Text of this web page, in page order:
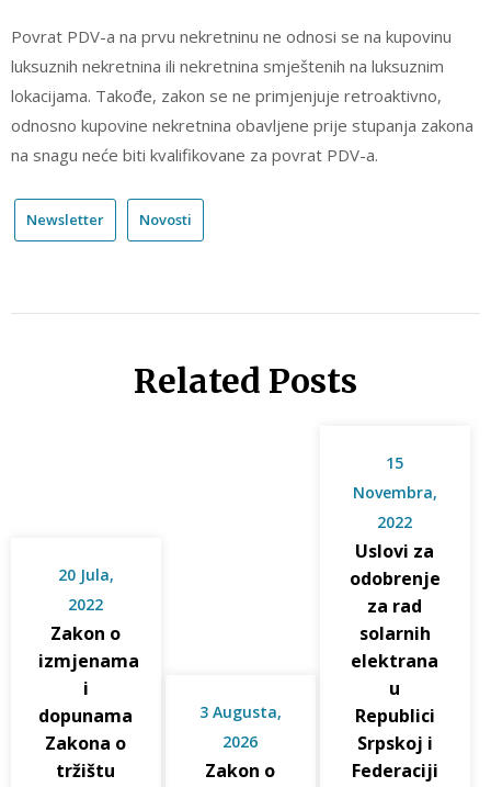
Povrat PDV-a na prvu nekretninu ne odnosi se na kupovinu
luksuznih nekretnina ili nekretnina smještenih na luksuznim
lokacijama. Takođe, zakon se ne primjenjuje retroaktivno,
odnosno kupovine nekretnina obavljene prije stupanja zakona
na snagu neće biti kvalifikovane za povrat PDV-a. ​
Newsletter Novosti
Related Posts
20 Jula,
2022
Zakon o
izmjenama
i
dopunama
Zakona o
tržištu
3 Augusta,
2026
Zakon o
15
Novembra,
2022
Uslovi za
odobrenje
za rad
solarnih
elektrana
u
Republici
Srpskoj i
Federaciji